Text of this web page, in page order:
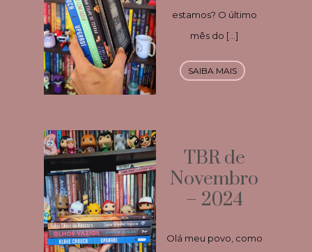
estamos? O último
mês do […]
SAIBA MAIS
TBR de
Novembro
– 2024
Olá meu povo, como